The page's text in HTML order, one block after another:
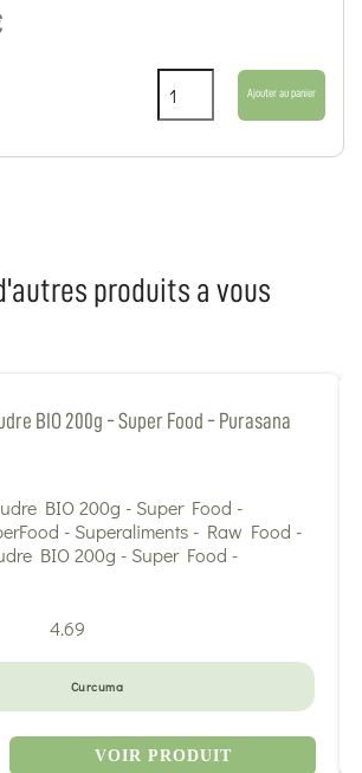
Ajouter au panier
produits a vous
BIO 200g - Super Food - Purasana
4.69
Curcuma
VOIR PRODUIT